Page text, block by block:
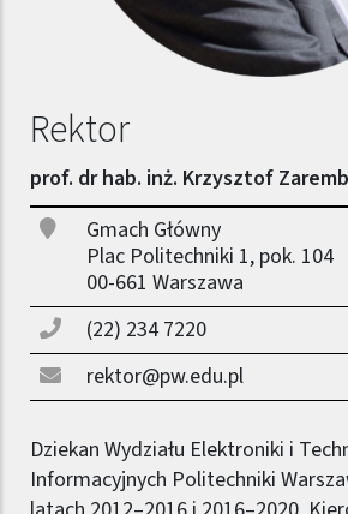
Rektor
prof. dr hab. inż. Krzysztof
Gmach Główny
Plac Politechniki 1, pok. 104
00-661 Warszawa
(22) 234 7220
rektor@pw.edu.pl
Dziekan Wydziału Elektroniki i
Informacyjnych Politechniki